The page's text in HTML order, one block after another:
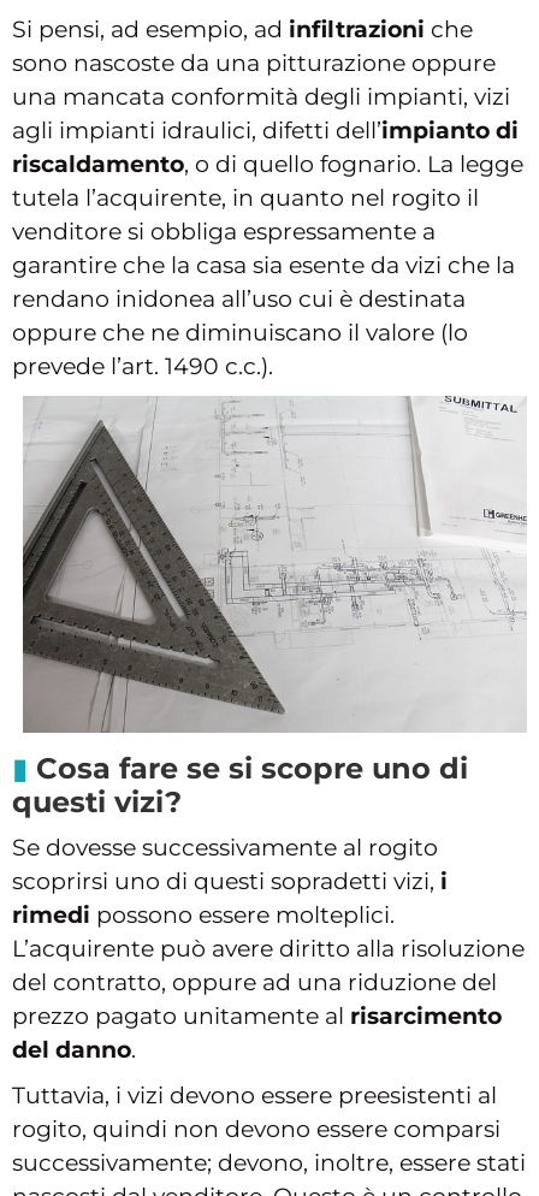
Si pensi, ad esempio, ad infiltrazioni che
sono nascoste da una pitturazione oppure
una mancata conformità degli impianti, vizi
agli impianti idraulici, difetti dell’impianto di
riscaldamento, o di quello fognario. La legge
tutela l’acquirente, in quanto nel rogito il
venditore si obbliga espressamente a
garantire che la casa sia esente da vizi che la
rendano inidonea all’uso cui è destinata
oppure che ne diminuiscano il valore (lo
prevede l’art. 1490 c.c.).
Cosa fare se si scopre uno di
questi vizi?
Se dovesse successivamente al rogito
scoprirsi uno di questi sopradetti vizi, i
rimedi possono essere molteplici.
L’acquirente può avere diritto alla risoluzione
del contratto, oppure ad una riduzione del
prezzo pagato unitamente al risarcimento
del danno.
Tuttavia, i vizi devono essere preesistenti al
rogito, quindi non devono essere comparsi
successivamente; devono, inoltre, essere stati